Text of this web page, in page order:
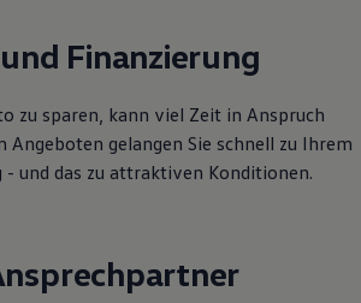
Finanzierung
zu sparen, kann viel Zeit in Anspruch
Angeboten gelangen Sie schnell zu Ihrem
- und das zu attraktiven Konditionen.